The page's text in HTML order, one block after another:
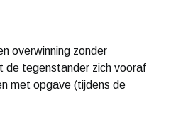
overwinning zonder
de tegenstander zich vooraf
met opgave (tijdens de